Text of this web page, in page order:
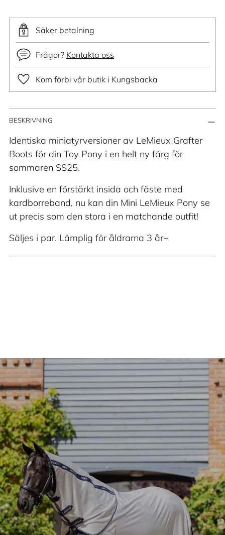
Säker betalning
Frågor? Kontakta oss
Kom förbi vår butik i Kungsbacka
Lägger
till
produkt
i
din
BESKRIVNING
Identiska miniatyrversioner av LeMieux Grafter
Boots för din Toy Pony i en helt ny färg för
sommaren SS25.
Inklusive en förstärkt insida och fäste med
kardborreband, nu kan din Mini LeMieux Pony se
ut precis som den stora i en matchande outfit!
Säljes i par. Lämplig för åldrarna 3 år+